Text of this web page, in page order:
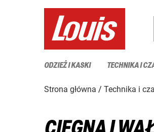
ODZIEŻ I KASKI TECHNIKA I
Strona główna Technika i